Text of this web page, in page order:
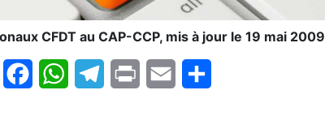
CFDT au CAP-CCP, mis à jour le 19 mai 2009
FacebookWhatsAppTelegram
Print Email